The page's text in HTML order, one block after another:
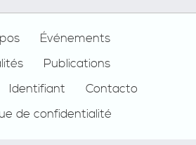
Événements
Publications
Identifiant
Contacto
de confidentialité